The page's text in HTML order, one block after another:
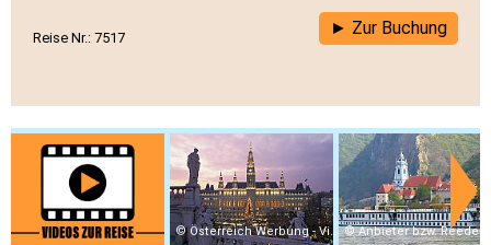
Reise Nr.: 7517 Zur Buchung
Österreich Werbung - Viennaslide Anbieter bzw.